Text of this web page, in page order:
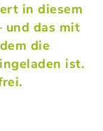
in diesem
und das mit
die
ist.